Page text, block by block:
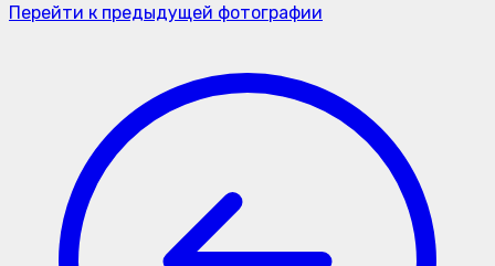
Перейти к предыдущей фотографии